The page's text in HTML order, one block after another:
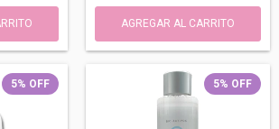
5% OFF 5% OFF